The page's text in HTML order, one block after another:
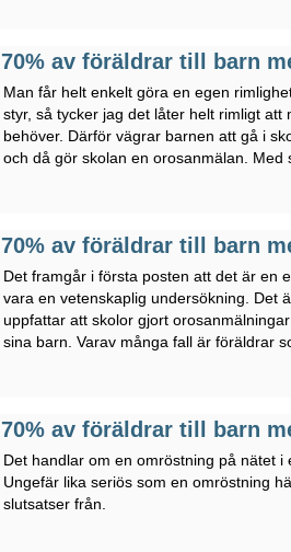
70% av föräldrar till barn
Man får helt enkelt göra en egen
styr, så tycker jag det låter helt rimligt
behöver. Därför vägrar barnen att gå i
och då gör skolan en orosanmälan. Med
70% av föräldrar till barn
Det framgår i första posten att det är en
vara en vetenskaplig undersökning. Det
uppfattar att skolor gjort
sina barn. Varav många fall är föräldrar
70% av föräldrar till barn
Det handlar om en omröstning på nätet
Ungefär lika seriös som en omröstning
slutsatser från.